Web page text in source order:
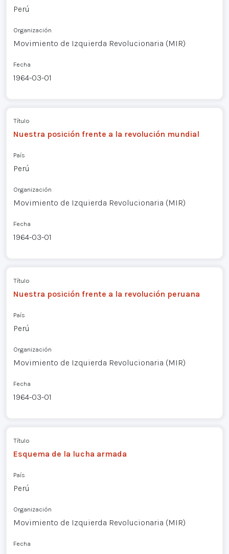
Perú
Organización
Movimiento de Izquierda Revolucionaria (MIR)
Fecha
1964-03-01
Título
Nuestra posición frente a la revolución mundial
País
Perú
Organización
Movimiento de Izquierda Revolucionaria (MIR)
Fecha
1964-03-01
Título
Nuestra posición frente a la revolución peruana
País
Perú
Organización
Movimiento de Izquierda Revolucionaria (MIR)
Fecha
1964-03-01
Título
Esquema de la lucha armada
País
Perú
Organización
Movimiento de Izquierda Revolucionaria (MIR)
Fecha